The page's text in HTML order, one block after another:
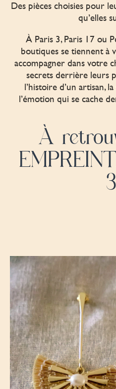
Des pièces choisies pour
qu’elles
À Paris 3, Paris 17 ou
boutiques se tiennent à
accompagner dans votre
secrets derrière leurs
l’histoire d’un artisan,
l’émotion qui se cache
À
3